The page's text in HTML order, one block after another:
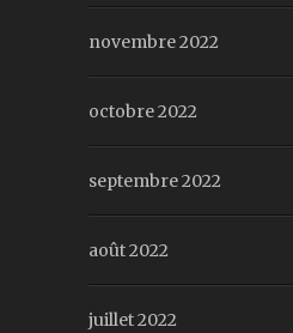
novembre 2022
octobre 2022
septembre 2022
août 2022
juillet 2022